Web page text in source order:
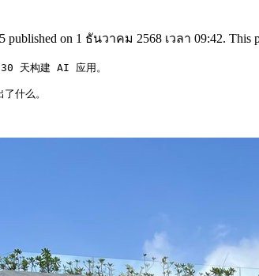
on 1 ธันวาคม 2568 เวลา 09:42. This
30 天构建 AI 应用。
什么。